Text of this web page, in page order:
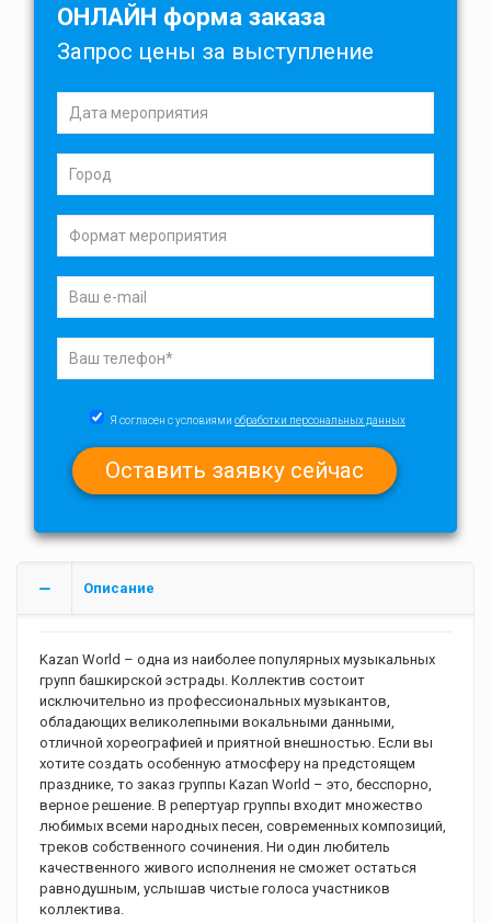
ОНЛАЙН форма заказа
Запрос цены за выступление
Я согласен с условиями обработки персональных данных
Описание
Kazan World – одна из наиболее популярных музыкальных
групп башкирской эстрады. Коллектив состоит
исключительно из профессиональных музыкантов,
обладающих великолепными вокальными данными,
отличной хореографией и приятной внешностью. Если вы
хотите создать особенную атмосферу на предстоящем
празднике, то заказ группы Kazan World – это, бесспорно,
верное решение. В репертуар группы входит множество
любимых всеми народных песен, современных композиций,
треков собственного сочинения. Ни один любитель
качественного живого исполнения не сможет остаться
равнодушным, услышав чистые голоса участников
коллектива.